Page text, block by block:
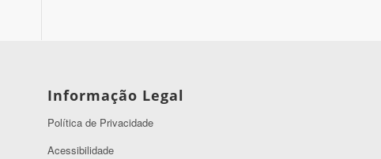
Informação Legal
Política de Privacidade
Acessibilidade